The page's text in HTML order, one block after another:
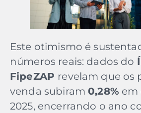
Este otimismo é
números reais: dados do
FipeZAP revelam que os
venda subiram0,28% em
2025, encerrando o ano